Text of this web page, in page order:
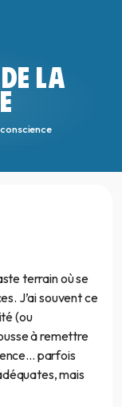
LA
terrain où se
J’ai souvent ce
(ou
à remettre
parfois
mais